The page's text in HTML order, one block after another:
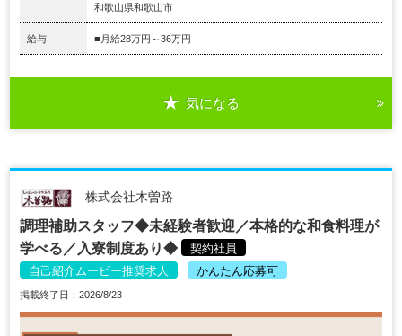
和歌山県和歌山市
給与 ■月給28万円～36万円
気になる
株式会社木曽路
調理補助スタッフ◆未経験者歓迎／本格的な和食料理が
学べる／入寮制度あり◆
契約社員
自己紹介ムービー推奨求人
かんたん応募可
掲載終了日：2026/8/23